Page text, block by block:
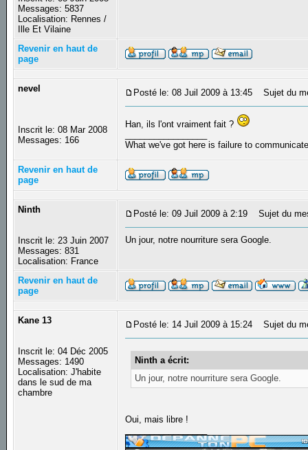
Messages: 5837
Localisation: Rennes /
Ille Et Vilaine
Revenir en haut de
page
nevel
Inscrit le: 08 Mar 2008
Messages: 166
Posté le: 08 Juil 2009 à 13:45 Sujet du
Han, ils l'ont vraiment fait ?
What we've got here is failure to
Revenir en haut de
page
Ninth
Inscrit le: 23 Juin 2007
Messages: 831
Localisation: France
Posté le: 09 Juil 2009 à 2:19 Sujet du
Un jour, notre nourriture sera Google.
Revenir en haut de
page
Kane 13
Inscrit le: 04 Déc 2005
Messages: 1490
Localisation: J'habite
dans le sud de ma
chambre
Posté le: 14 Juil 2009 à 15:24 Sujet du
Ninth a écrit:
Un jour, notre nourriture sera Google.
Oui, mais libre !